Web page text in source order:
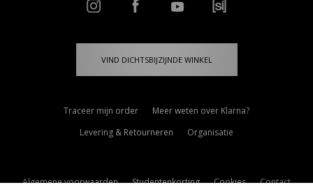
VIND DICHTSBIJZIJNDE WINKEL
Traceer mijn order
Meer weten over Klarna?
Levering & Retourneren
Organisatie
Algemene voorwaarden Studentenkorting Cookies Contact